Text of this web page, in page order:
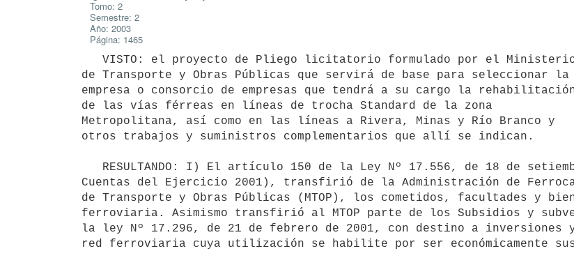
Tomo: 2
Semestre: 2
Año: 2003
Página: 1465
de Transporte y Obras Públicas que servirá de base para seleccionar la
empresa o consorcio de empresas que tendrá a su cargo la
de las vías férreas en líneas de trocha Standard de la zona
Metropolitana, así como en las líneas a Rivera, Minas y Río Branco y
otros trabajos y suministros complementarios que allí se indican.
Cuentas del Ejercicio 2001), transfirió de la Administración de
de Transporte y Obras Públicas (MTOP), los cometidos, facultades y
ferroviaria. Asimismo transfirió al MTOP parte de los Subsidios y
la ley Nº 17.296, de 21 de febrero de 2001, con destino a inversiones
red ferroviaria cuya utilización se habilite por ser económicamente